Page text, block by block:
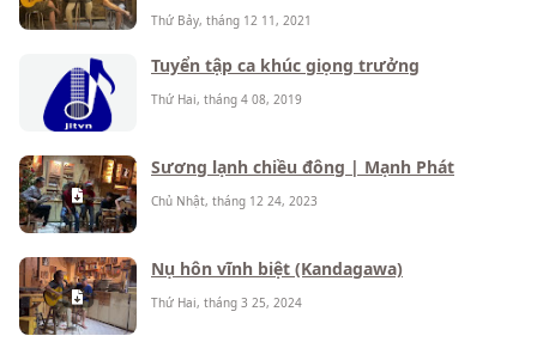
Thứ Bảy, tháng 12 11, 2021
Tuyển tập ca khúc giọng trưởng
Thứ Hai, tháng 4 08, 2019
Sương lạnh chiều đông | Mạnh Phát
Chủ Nhật, tháng 12 24, 2023
Nụ hôn vĩnh biệt (Kandagawa)
Thứ Hai, tháng 3 25, 2024